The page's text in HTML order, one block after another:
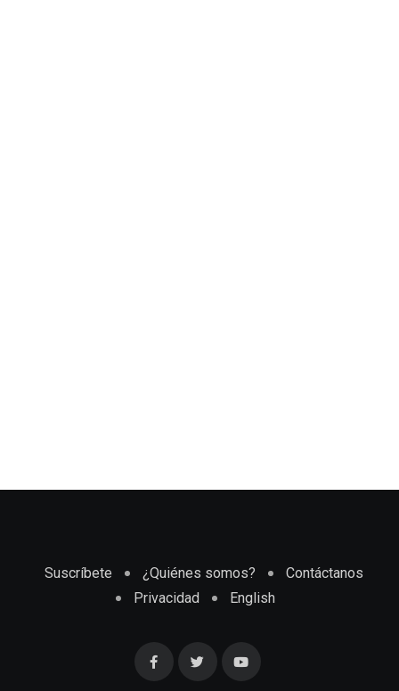
Suscríbete ¿Quiénes somos?
Contáctanos
Privacidad
English